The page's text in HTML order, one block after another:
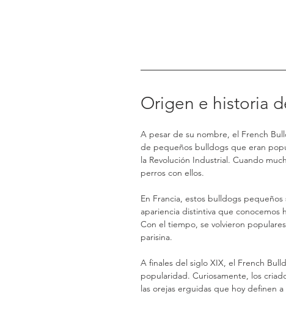
Origen e historia
A pesar de su nombre, el French
de pequeños bulldogs que eran
la Revolución Industrial. Cuando
perros con ellos.
En Francia, estos bulldogs
apariencia distintiva que conocemos
Con el tiempo, se volvieron
parisina.
A finales del siglo XIX, el French
popularidad. Curiosamente, los
las orejas erguidas que hoy definen a